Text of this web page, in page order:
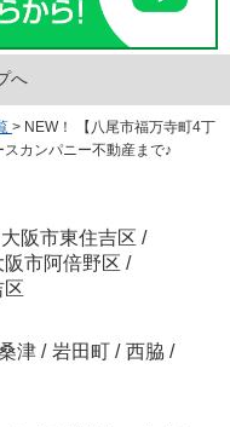
へ
> NEW！ 【八尾市福万寺町4丁
カンパニー不動産まで♪
大阪市東住吉区 /
阪市阿倍野区 /
区
津 / 岩田町 / 西脇 /